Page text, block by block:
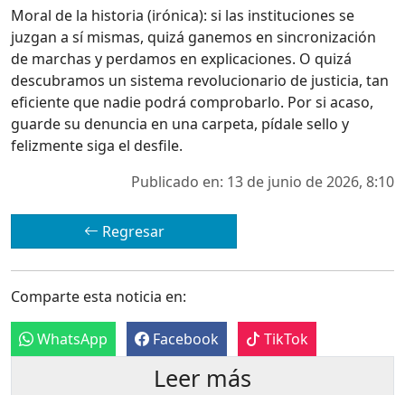
Moral de la historia (irónica): si las instituciones se
juzgan a sí mismas, quizá ganemos en sincronización
de marchas y perdamos en explicaciones. O quizá
descubramos un sistema revolucionario de justicia, tan
eficiente que nadie podrá comprobarlo. Por si acaso,
guarde su denuncia en una carpeta, pídale sello y
felizmente siga el desfile.
Publicado en: 13 de junio de 2026, 8:10
Regresar
Comparte esta noticia en:
WhatsApp Facebook TikTok
Leer más